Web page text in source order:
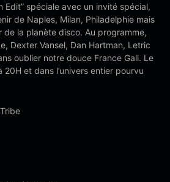
Edit” spéciale avec un invité spécial,
de Naples, Milan, Philadelphie mais
de la planète disco. Au programme,
Dexter Vansel, Dan Hartman, Letric
oublier notre douce France Gall. Le
20H et dans l’univers entier pourvu